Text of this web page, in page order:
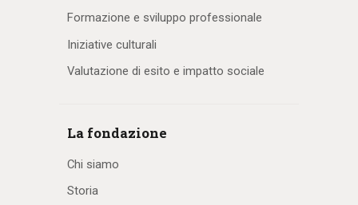
Formazione e sviluppo professionale
Iniziative culturali
Valutazione di esito e impatto sociale
La fondazione
Chi siamo
Storia